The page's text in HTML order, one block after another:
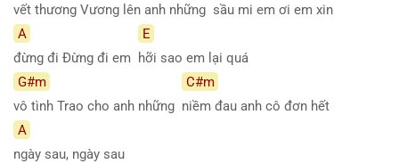
vết thương Vương lên anh những sầu mi em ơi em xin
A
đừng đi Đừng đi em
E
hỡi sao em lại quá
G#m
vô tình Trao cho anh những
C#m
niềm đau anh cô đơn hết
A
ngày sau, ngày sau